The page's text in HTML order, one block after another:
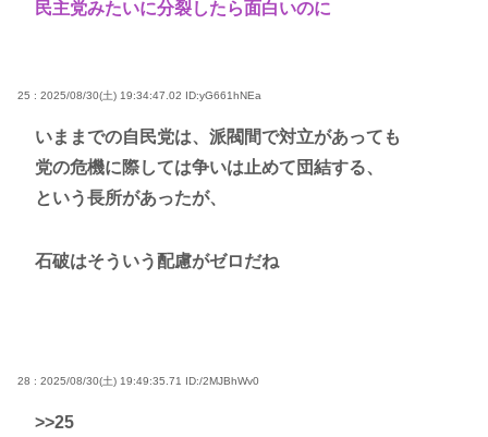
民主党みたいに分裂したら面白いのに
25 : 2025/08/30(土) 19:34:47.02 ID:yG661hNEa
いままでの自民党は、派閥間で対立があっても
党の危機に際しては争いは止めて団結する、
という長所があったが、
石破はそういう配慮がゼロだね
28 : 2025/08/30(土) 19:49:35.71 ID:/2MJBhWv0
>>25